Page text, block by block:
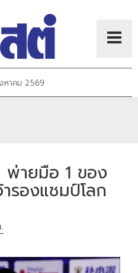
หาคม 2569
ายมือ 1 ของ
รองแชมป์โลก